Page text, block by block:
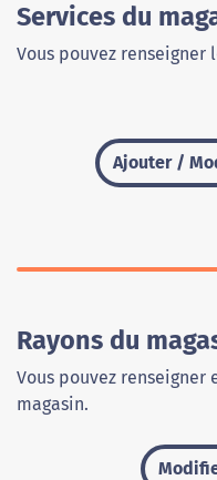
Services du
Vous pouvez renseigner
Ajouter /
Rayons du
Vous pouvez
magasin.